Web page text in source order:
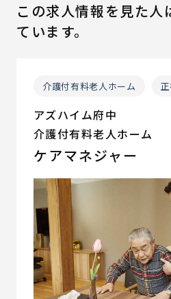
この求人情報を見た人
ています。
介護付有料老人ホーム
アズハイム府中
介護付有料老人ホーム
ケアマネジャー